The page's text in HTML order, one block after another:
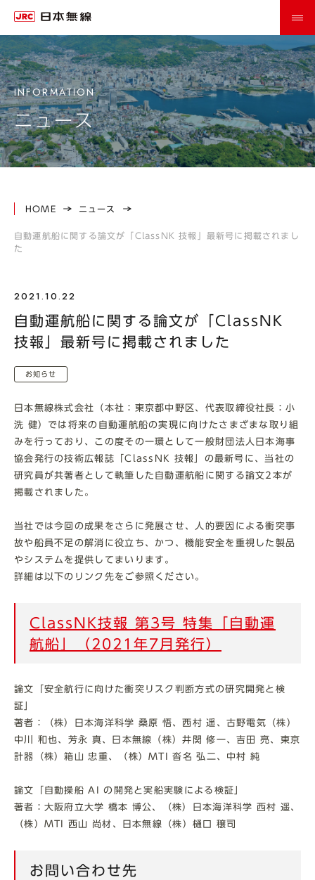
ニュース
HOME ニュース
自動運航船に関する論文が「ClassNK 技報」最新号に掲載されまし
た
2021.10.22
自動運航船に関する論文が「ClassNK
技報」最新号に掲載されました
お知らせ
日本無線株式会社（本社：東京都中野区、代表取締役社長：小
洗 健）では将来の自動運航船の実現に向けたさまざまな取り組
みを行っており、この度その一環として一般財団法人日本海事
協会発行の技術広報誌「ClassNK 技報」の最新号に、当社の
研究員が共著者として執筆した自動運航船に関する論文2本が
掲載されました。
当社では今回の成果をさらに発展させ、人的要因による衝突事
故や船員不足の解消に役立ち、かつ、機能安全を重視した製品
やシステムを提供してまいります。
詳細は以下のリンク先をご参照ください。
ClassNK技報 第3号 特集「自動運
航船」（2021年7月発行）
論文「安全航行に向けた衝突リスク判断方式の研究開発と検
証」
著者：（株）日本海洋科学 桑原 悟、西村 遥、古野電気（株）
中川 和也、芳永 真、日本無線（株）井関 修一、吉田 亮、東京
計器（株）箱山 忠重、（株）MTI 沓名 弘二、中村 純
論文「自動操船 AI の開発と実船実験による検証」
著者：大阪府立大学 橋本 博公、（株）日本海洋科学 西村 遥、
（株）MTI 西山 尚材、日本無線（株）樋口 穣司
お問い合わせ先